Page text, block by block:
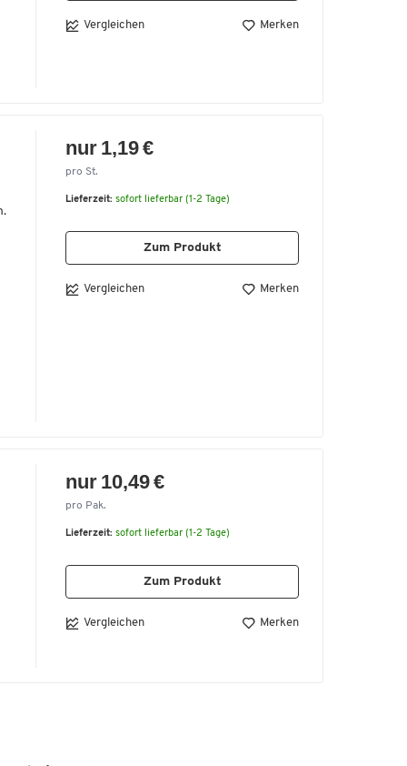
Vergleichen Merken
nur 1,19 €
pro St.
Lieferzeit: sofort lieferbar (1-2 Tage)
Zum Produkt
Vergleichen Merken
nur 10,49 €
pro Pak.
Lieferzeit: sofort lieferbar (1-2 Tage)
Zum Produkt
Vergleichen Merken